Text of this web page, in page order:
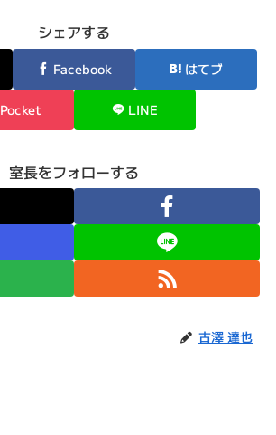
シェアする
Facebook はてブ
Pocket LINE
室長をフォローする
古澤 達也